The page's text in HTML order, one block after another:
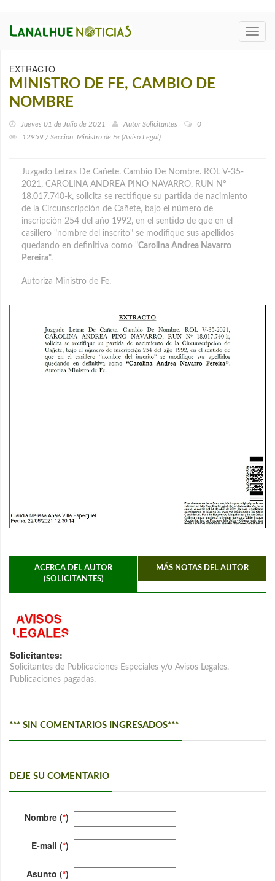
EXTRACTO
MINISTRO DE FE, CAMBIO DE
NOMBRE
Jueves 01 de Julio de 2021 Autor Solicitantes
0
12959 / Seccion: Ministro de Fe (Aviso Legal)
Juzgado Letras De Cañete. Cambio De Nombre. ROL V-35-
2021, CAROLINA ANDREA PINO NAVARRO, RUN Nº
18.017.740-k, solicita se rectifique su partida de nacimiento
de la Circunscripción de Cañete, bajo el número de
inscripción 254 del año 1992, en el sentido de que en el
casillero "nombre del inscrito" se modifique sus apellidos
quedando en definitiva como "Carolina Andrea Navarro
Pereira".
Autoriza Ministro de Fe.
ACERCA DEL AUTOR
(SOLICITANTES)
MÁS NOTAS DEL AUTOR
Solicitantes:
Solicitantes de Publicaciones Especiales y/o Avisos Legales.
Publicaciones pagadas.
*** SIN COMENTARIOS INGRESADOS***
DEJE SU COMENTARIO
Nombre (*)
E-mail (*)
Asunto (*)